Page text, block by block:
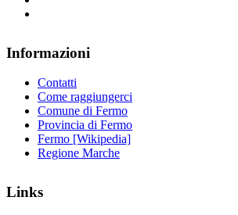
Informazioni
Contatti
Come raggiungerci
Comune di Fermo
Provincia di Fermo
Fermo [Wikipedia]
Regione Marche
Links